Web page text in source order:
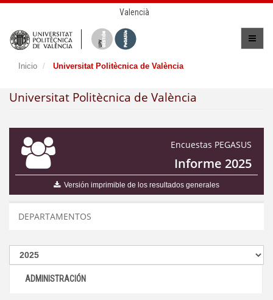
Valencià
Inicio Universitat Politècnica de València
Universitat Politècnica de València
Encuestas PEGASUS
Informe 2025
Versión imprimible de los resultados generales
DEPARTAMENTOS
ADMINISTRACIÓN